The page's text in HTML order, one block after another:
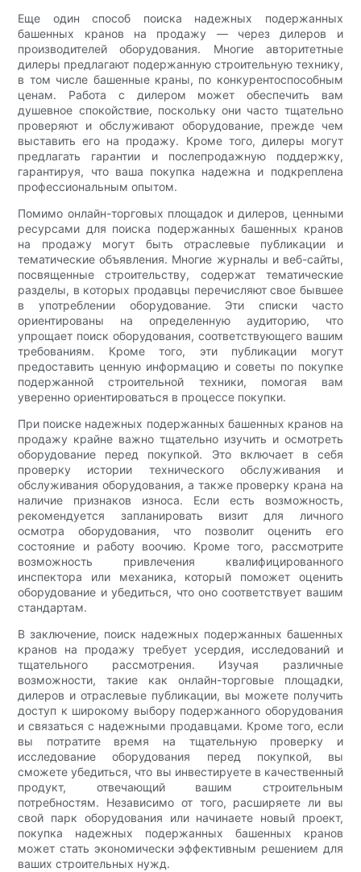
Еще один способ поиска надежных подержанных
башенных кранов на продажу — через дилеров и
производителей оборудования. Многие авторитетные
дилеры предлагают подержанную строительную технику,
в том числе башенные краны, по конкурентоспособным
ценам. Работа с дилером может обеспечить вам
душевное спокойствие, поскольку они часто тщательно
проверяют и обслуживают оборудование, прежде чем
выставить его на продажу. Кроме того, дилеры могут
предлагать гарантии и послепродажную поддержку,
гарантируя, что ваша покупка надежна и подкреплена
профессиональным опытом.
Помимо онлайн-торговых площадок и дилеров, ценными
ресурсами для поиска подержанных башенных кранов
на продажу могут быть отраслевые публикации и
тематические объявления. Многие журналы и веб-сайты,
посвященные строительству, содержат тематические
разделы, в которых продавцы перечисляют свое бывшее
в употреблении оборудование. Эти списки часто
ориентированы на определенную аудиторию, что
упрощает поиск оборудования, соответствующего вашим
требованиям. Кроме того, эти публикации могут
предоставить ценную информацию и советы по покупке
подержанной строительной техники, помогая вам
уверенно ориентироваться в процессе покупки.
При поиске надежных подержанных башенных кранов на
продажу крайне важно тщательно изучить и осмотреть
оборудование перед покупкой. Это включает в себя
проверку истории технического обслуживания и
обслуживания оборудования, а также проверку крана на
наличие признаков износа. Если есть возможность,
рекомендуется запланировать визит для личного
осмотра оборудования, что позволит оценить его
состояние и работу воочию. Кроме того, рассмотрите
возможность привлечения квалифицированного
инспектора или механика, который поможет оценить
оборудование и убедиться, что оно соответствует вашим
стандартам.
В заключение, поиск надежных подержанных башенных
кранов на продажу требует усердия, исследований и
тщательного рассмотрения. Изучая различные
возможности, такие как онлайн-торговые площадки,
дилеров и отраслевые публикации, вы можете получить
доступ к широкому выбору подержанного оборудования
и связаться с надежными продавцами. Кроме того, если
вы потратите время на тщательную проверку и
исследование оборудования перед покупкой, вы
сможете убедиться, что вы инвестируете в качественный
продукт, отвечающий вашим строительным
потребностям. Независимо от того, расширяете ли вы
свой парк оборудования или начинаете новый проект,
покупка надежных подержанных башенных кранов
может стать экономически эффективным решением для
ваших строительных нужд.